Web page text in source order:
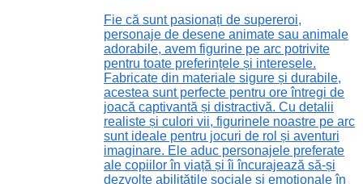
Fie că sunt pasionați de supereroi,
personaje de desene animate sau animale
adorabile, avem figurine pe arc potrivite
pentru toate preferințele și interesele.
Fabricate din materiale sigure și durabile,
acestea sunt perfecte pentru ore întregi de
joacă captivantă și distractivă. Cu detalii
realiste și culori vii, figurinele noastre pe arc
sunt ideale pentru jocuri de rol și aventuri
imaginare. Ele aduc personajele preferate
ale copiilor în viață și îi încurajează să-și
dezvolte abilitățile sociale și emoționale în